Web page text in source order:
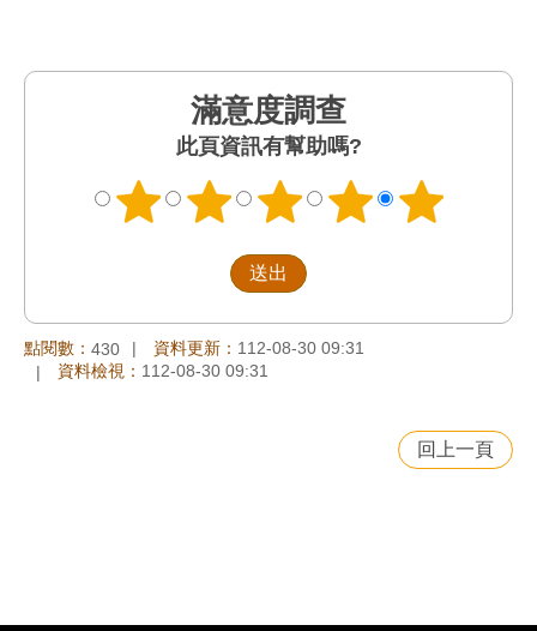
滿意度調查
此頁資訊有幫助嗎?
點閱數： 430 資料更新： 112-08-30 09:31
資料檢視： 112-08-30 09:31
回上一頁